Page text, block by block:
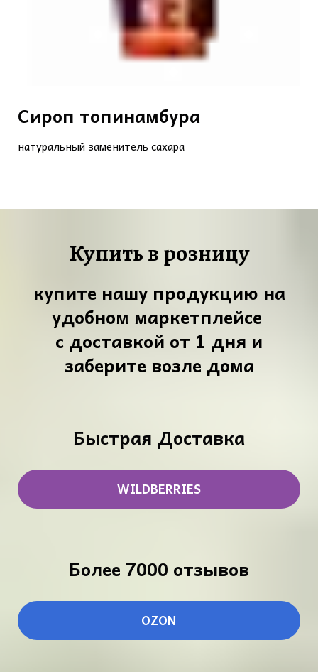
Сироп топинамбура
натуральный заменитель сахара
Купить в розницу
купите нашу продукцию на
удобном маркетплейсе
с доставкой от 1 дня и
заберите возле дома
Быстрая Доставка
WILDBERRIES
Более 7000 отзывов
OZON